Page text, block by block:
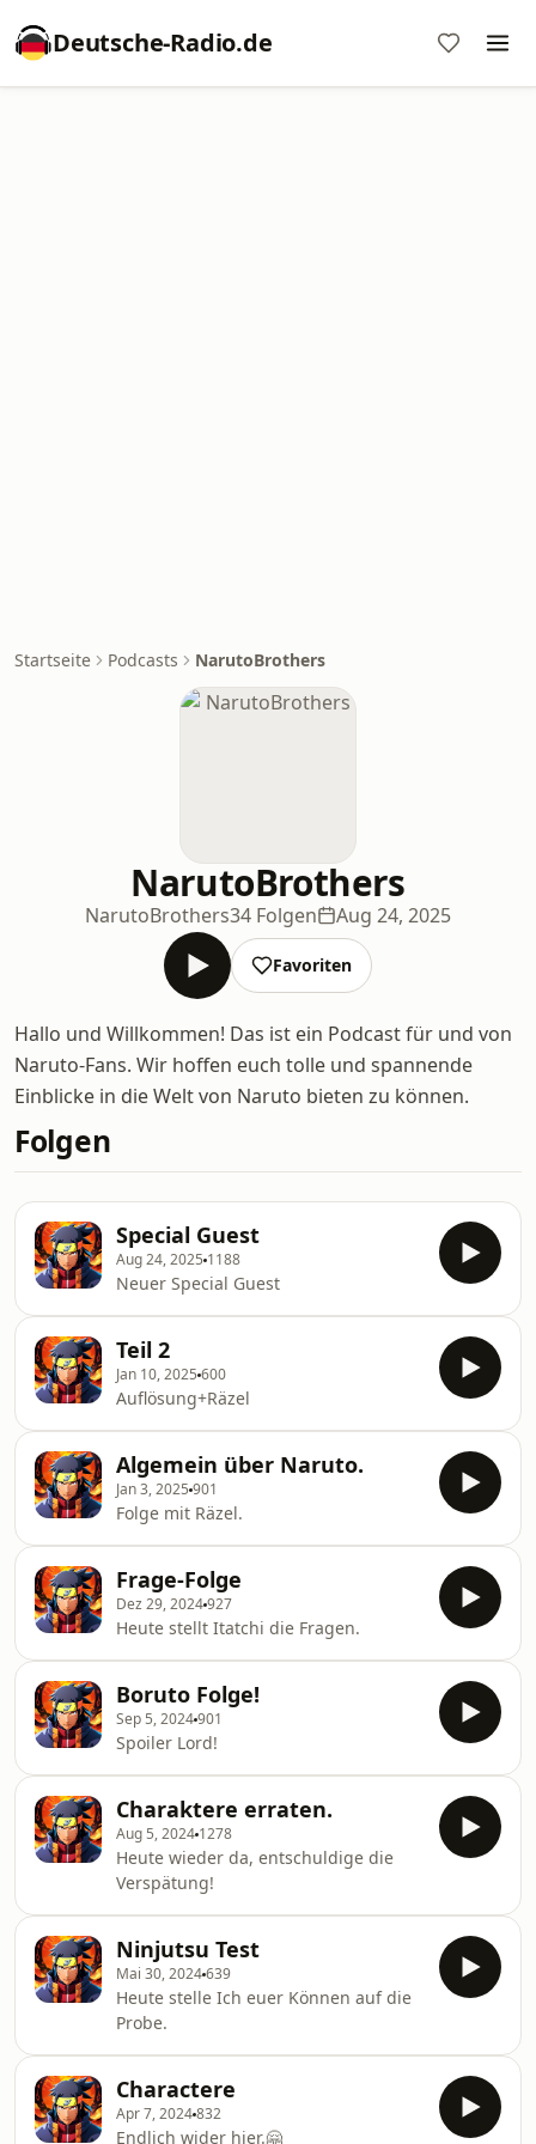
Deutsche-Radio.de
Startseite Podcasts NarutoBrothers
NarutoBrothers
NarutoBrothers34 Folgen Aug 24, 2025
Favoriten
Hallo und Willkommen! Das ist ein Podcast für und von
Naruto-Fans. Wir hoffen euch tolle und spannende
Einblicke in die Welt von Naruto bieten zu können.
Folgen
Special Guest
Aug 24, 2025 1188
Neuer Special Guest
Teil 2
Jan 10, 2025 600
Auflösung+Räzel
Algemein über Naruto.
Jan 3, 2025 901
Folge mit Räzel.
Frage-Folge
Dez 29, 2024927
Heute stellt Itatchi die Fragen.
Boruto Folge!
Sep 5, 2024901
Spoiler Lord!
Charaktere erraten.
Aug 5, 2024 1278
Heute wieder da, entschuldige die
Verspätung!
Ninjutsu Test
Mai 30, 2024639
Heute stelle Ich euer Können auf die
Probe.
Charactere
Apr 7, 2024832
Endlich wider hier.🤗